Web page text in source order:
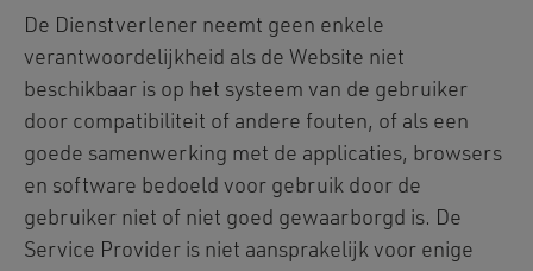
De Dienstverlener neemt geen enkele
verantwoordelijkheid als de Website niet
beschikbaar is op het systeem van de gebruiker
door compatibiliteit of andere fouten, of als een
goede samenwerking met de applicaties, browsers
en software bedoeld voor gebruik door de
gebruiker niet of niet goed gewaarborgd is. De
Service Provider is niet aansprakelijk voor enige